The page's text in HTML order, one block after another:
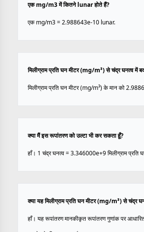
एक mg/m3 में कितने lunar होते हैं?
एक mg/m3 = 2.988643e-10 lunar.
मिलीग्राम प्रति घन मीटर (mg/m³) से चंद्र घनत्व में
मिलीग्राम प्रति घन मीटर (mg/m³) के मान को
क्या मैं इस रूपांतरण को उल्टा भी कर सकता हूँ?
हाँ। 1 चंद्र घनत्व = 3.346000e+9 मिलीग्राम प्रति
क्या यह मिलीग्राम प्रति घन मीटर (mg/m³) से चंद्र
हाँ। यह रूपांतरण मानकीकृत रूपांतरण गुणांक पर